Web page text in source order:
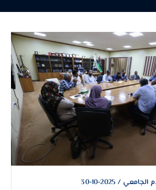
الجامعي /
2025-10-30